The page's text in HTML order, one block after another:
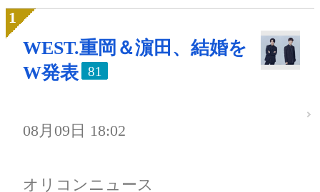
WEST.重岡＆濵田、結婚を
W発表
81
08月09日 18:02
オリコンニュース